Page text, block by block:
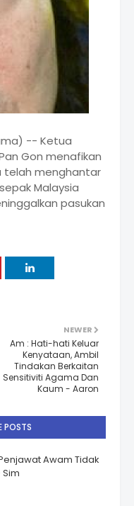
-- Ketua
Gon menafikan
telah menghantar
Malaysia
pasukan
NEWER
Am : Hati-hati Keluar
Kenyataan, Ambil
Tindakan Berkaitan
Sensitiviti Agama Dan
Kaum - Aaron
POSTS
Awam Tidak